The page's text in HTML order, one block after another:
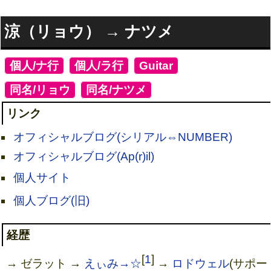
涼（リョウ） → ナツメ
個人/ナ行] 個人/ラ行] Guitar]
同名/リョウ 同名/ナツメ
リンク
オフィシャルブログ(シリアル⇔NUMBER)
オフィシャルブログ(Ap(r)il)
個人サイト
個人ブログ(旧)
経歴
→ ゼラット → えぃみ→☆[1] → ロドウェル(サポー